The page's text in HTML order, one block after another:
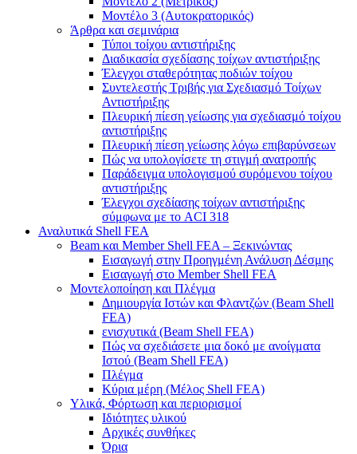
Μοντέλο 3 (Αυτοκρατορικός)
Άρθρα και σεμινάρια
Τύποι τοίχου αντιστήριξης
Διαδικασία σχεδίασης τοίχων αντιστήριξης
Έλεγχοι σταθερότητας ποδιών τοίχου
Συντελεστής Τριβής για Σχεδιασμό Τοίχων
Αντιστήριξης
Πλευρική πίεση γείωσης για σχεδιασμό τοίχου
αντιστήριξης
Πλευρική πίεση γείωσης λόγω επιβαρύνσεων
Πώς να υπολογίσετε τη στιγμή ανατροπής
Παράδειγμα υπολογισμού συρόμενου τοίχου
αντιστήριξης
Έλεγχοι σχεδίασης τοίχων αντιστήριξης
σύμφωνα με το ACI 318
Αναλυτικά Shell FEA
Beam και Member Shell FEA – Ξεκινώντας
Εισαγωγή στην Προηγμένη Ανάλυση Δέσμης
Εισαγωγή στο Member Shell FEA
Μοντελοποίηση και Πλέγμα
Δημιουργία Ιστών και Φλαντζών (Beam Shell
FEA)
ενισχυτικά (Beam Shell FEA)
Πώς να σχεδιάσετε μια δοκό με ανοίγματα
Ιστού (Beam Shell FEA)
Πλέγμα
Κύρια μέρη (Μέλος Shell FEA)
Υλικά, Φόρτωση και περιορισμοί
Ιδιότητες υλικού
Αρχικές συνθήκες
Όρια